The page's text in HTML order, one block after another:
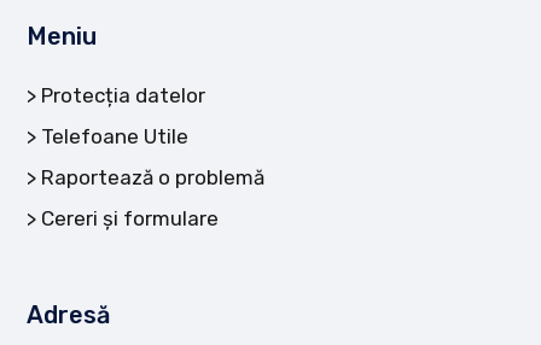
Meniu
Protecția datelor
Telefoane Utile
Raportează o problemă
Cereri și formulare
Adresă